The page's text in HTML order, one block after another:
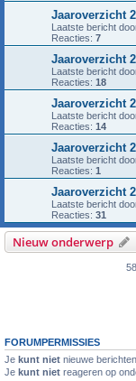
Jaaroverzicht
Laatste bericht
Reacties: 7
Jaaroverzicht
Laatste bericht
Reacties: 18
Jaaroverzicht
Laatste bericht
Reacties: 14
Jaaroverzicht
Laatste bericht
Reacties: 1
Jaaroverzicht
Laatste bericht
Reacties: 31
Nieuw onderwerp
FORUMPERMISSIES
Je kunt niet nieuwe
Je kunt niet reageren op